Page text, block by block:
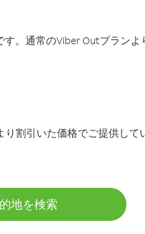
。通常のViber Outプラン
割引いた価格でご提供して
地を検索